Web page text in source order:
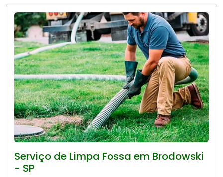
Serviço de Limpa Fossa em Brodowski
- SP